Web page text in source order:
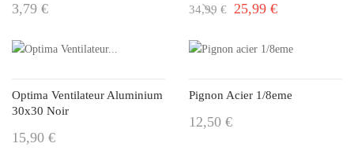
3,79 € 34,99 € 25,99 €
Optima Ventilateur Aluminium
30x30 Noir
15,90 €
Pignon Acier 1/8eme
12,50 €